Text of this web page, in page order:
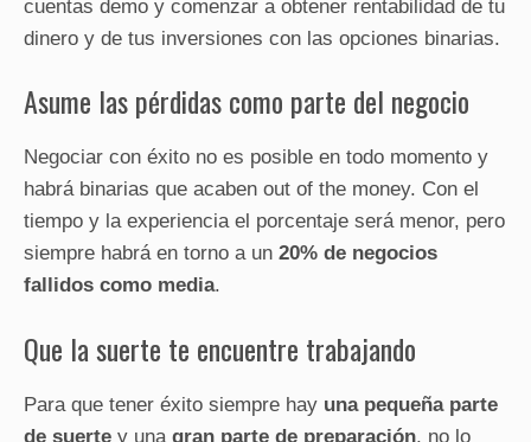
cuentas demo y comenzar a obtener rentabilidad de tu
dinero y de tus inversiones con las opciones binarias.
Asume las pérdidas como parte del negocio
Negociar con éxito no es posible en todo momento y
habrá binarias que acaben out of the money. Con el
tiempo y la experiencia el porcentaje será menor, pero
siempre habrá en torno a un 20% de negocios
fallidos como media.
Que la suerte te encuentre trabajando
Para que tener éxito siempre hay una pequeña parte
de suerte y una gran parte de preparación, no lo